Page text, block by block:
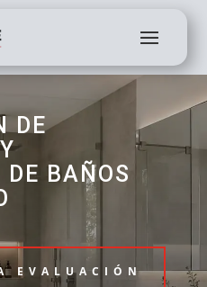
DE
DE BAÑOS
EVALUACIÓN